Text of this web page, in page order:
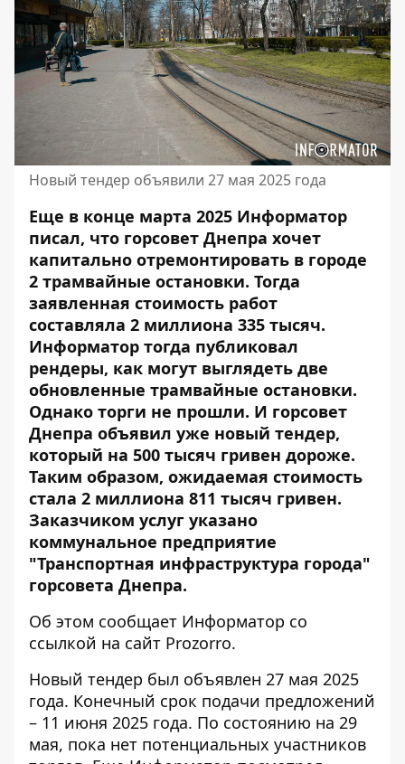
Новый тендер объявили 27 мая 2025 года
Еще в конце марта 2025 Информатор
писал, что горсовет Днепра хочет
капитально отремонтировать в городе
2 трамвайные остановки. Тогда
заявленная стоимость работ
составляла 2 миллиона 335 тысяч.
Информатор тогда публиковал
рендеры, как могут выглядеть две
обновленные трамвайные остановки.
Однако торги не прошли. И горсовет
Днепра объявил уже новый тендер,
который на 500 тысяч гривен дороже.
Таким образом, ожидаемая стоимость
стала 2 миллиона 811 тысяч гривен.
Заказчиком услуг указано
коммунальное предприятие
"Транспортная инфраструктура города"
горсовета Днепра.
Об этом сообщает Информатор со
ссылкой на сайт Prozorro.
Новый тендер был объявлен 27 мая 2025
года. Конечный срок подачи предложений
– 11 июня 2025 года. По состоянию на 29
мая, пока нет потенциальных участников